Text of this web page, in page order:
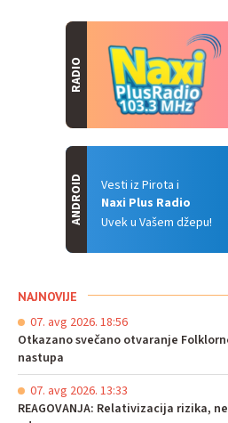
RADIO
Vesti iz Pirota i
Naxi Plus Radio
Uvek u Vašem džepu!
ANDROID
NAJNOVIJE
07. avg 2026. 18:56
Otkazano svečano otvaranje
nastupa
07. avg 2026. 13:33
REAGOVANJA: Relativizacija rizika,